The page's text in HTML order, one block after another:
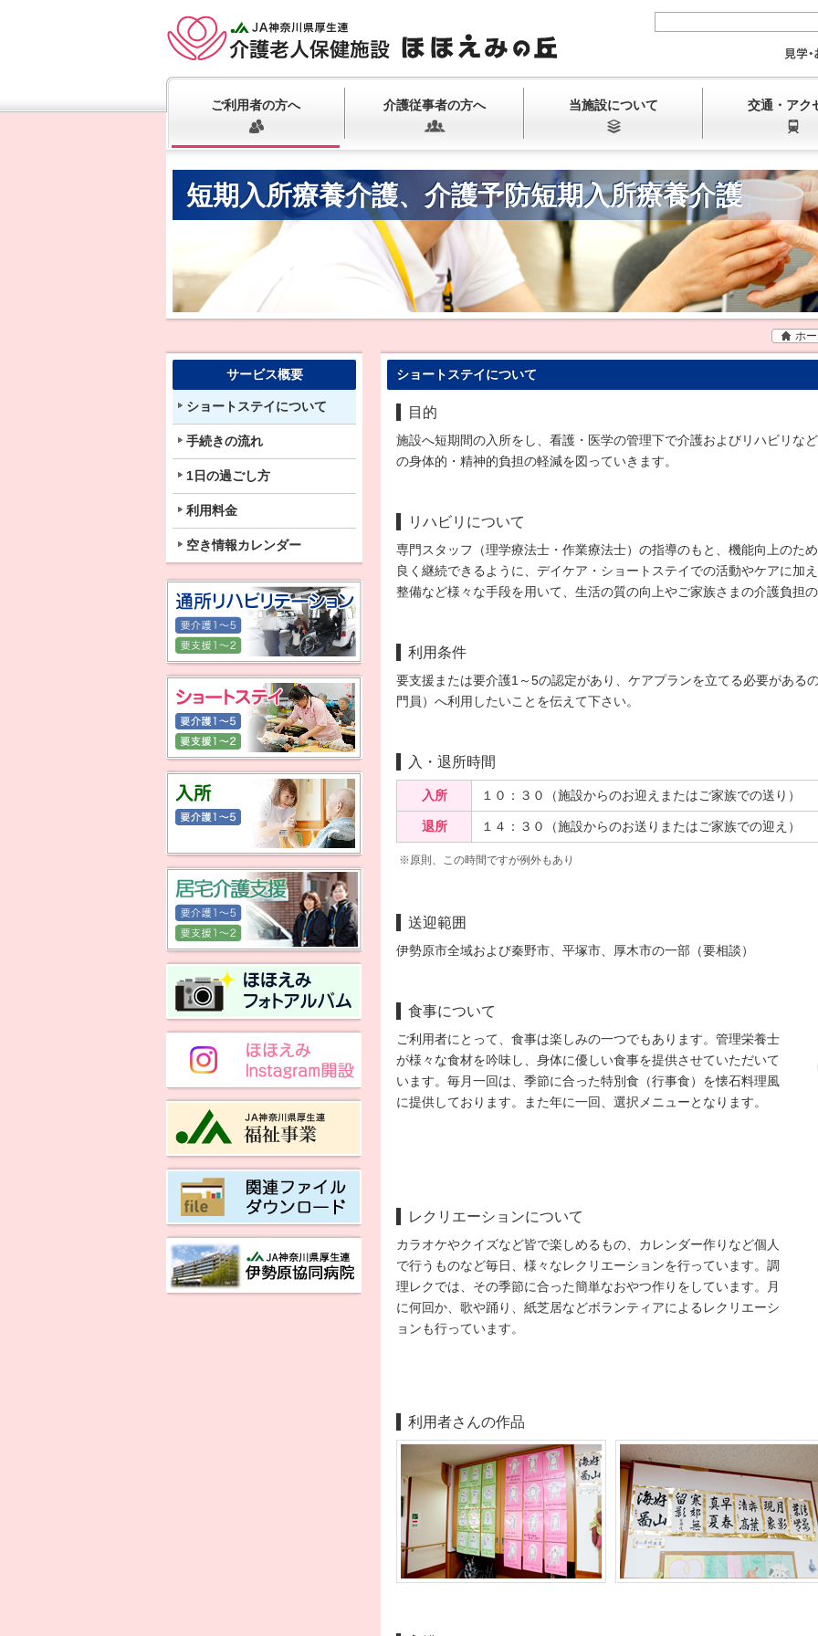
ご利用者の方へ 介護従事者の方へ 当施設について 交通・アク
短期入所療養介護、介護予防短期入所療養介護
ホ
ショートステイについて
目的
施設へ短期間の入所をし、看護・医学の管理下で介護およびリハビリな
の身体的・精神的負担の軽減を図っていきます。
リハビリについて
専門スタッフ（理学療法士・作業療法士）の指導のもと、機能向上のた
良く継続できるように、デイケア・ショートステイでの活動やケアに加
整備など様々な手段を用いて、生活の質の向上やご家族さまの介護負担
利用条件
要支援または要介護1～5の認定があり、ケアプランを立てる必要がある
門員）へ利用したいことを伝えて下さい。
入・退所時間
入所 １０：３０（施設からのお迎えまたはご家族での送り）
退所 １４：３０（施設からのお送りまたはご家族での迎え）
※原則、この時間ですが例外もあり
送迎範囲
伊勢原市全域および秦野市、平塚市、厚木市の一部（要相談）
食事について
ご利用者にとって、食事は楽しみの一つでもあります。管理栄養士
が様々な食材を吟味し、身体に優しい食事を提供させていただいて
います。毎月一回は、季節に合った特別食（行事食）を懐石料理風
に提供しております。また年に一回、選択メニューとなります。
レクリエーションについて
カラオケやクイズなど皆で楽しめるもの、カレンダー作りなど個人
で行うものなど毎日、様々なレクリエーションを行っています。調
理レクでは、その季節に合った簡単なおやつ作りをしています。月
に何回か、歌や踊り、紙芝居などボランティアによるレクリエーシ
ョンも行っています。
利用者さんの作品
サービス概要
ショートステイについて
手続きの流れ
1日の過ごし方
利用料金
空き情報カレンダー